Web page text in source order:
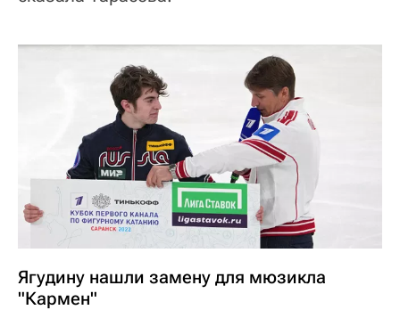
Ягудину нашли замену для мюзикла
"Кармен"